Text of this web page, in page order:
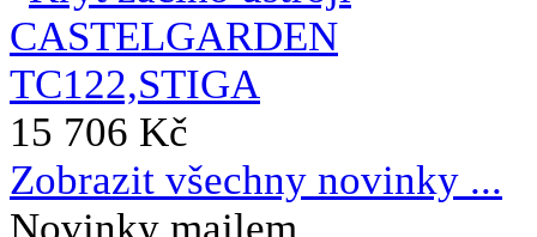
15 706 Kč
Zobrazit všechny novinky ...